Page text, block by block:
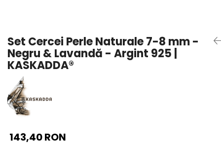
Pandantive cu Perle
Brose cu Perle
Set Cercei Perle Naturale 7-8 mm -
Negru & Lavandă - Argint 925 |
KASKADDA®
143,40 RON